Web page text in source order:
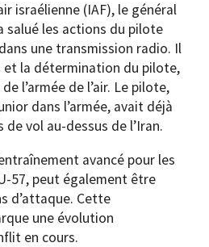
israélienne (IAF), le général
salué les actions du pilote
une transmission radio. Il
et la détermination du pilote,
l’armée de l’air. Le pilote,
dans l’armée, avait déjà
vol au-dessus de l’Iran.
avancé pour les
57, peut également être
d’attaque. Cette
une évolution
en cours.